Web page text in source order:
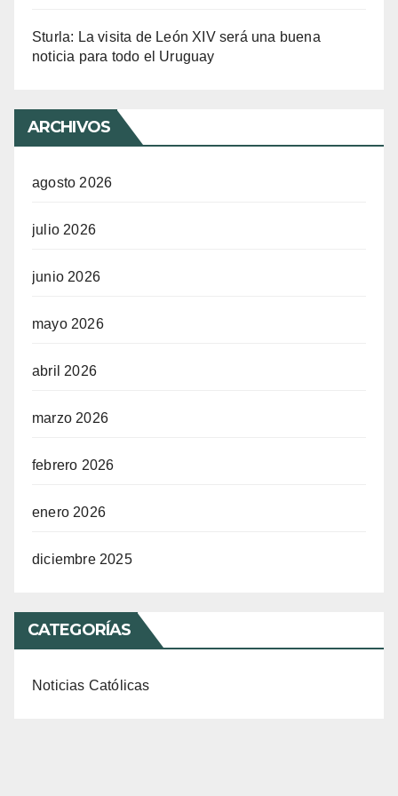
Sturla: La visita de León XIV será una buena
noticia para todo el Uruguay
ARCHIVOS
agosto 2026
julio 2026
junio 2026
mayo 2026
abril 2026
marzo 2026
febrero 2026
enero 2026
diciembre 2025
CATEGORÍAS
Noticias Católicas